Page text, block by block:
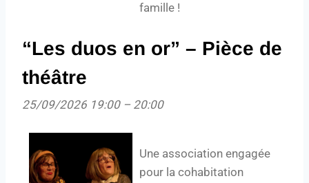
famille !
“Les duos en or” – Pièce de
théâtre
25/09/2026 19:00– 20:00
Une association engagée
pour la cohabitation